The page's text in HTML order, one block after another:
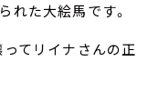
れた大絵馬です。
ってリイナさんの正